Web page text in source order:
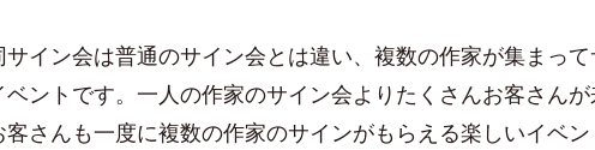
イン会は普通のサイン会とは違い、複数の作家が集まっ
ベントです。一人の作家のサイン会よりたくさんお客さん
客さんも一度に複数の作家のサインがもらえる楽しいイベ